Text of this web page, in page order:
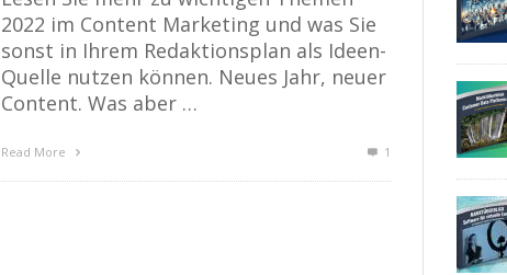
2022 im Content Marketing und was Sie
sonst in Ihrem Redaktionsplan als Ideen-
Quelle nutzen können. Neues Jahr, neuer
Content. Was aber …
Read More 1